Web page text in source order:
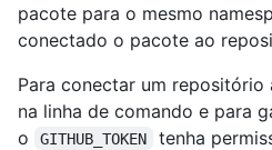
pacote para o mesmo
conectado o pacote ao
Para conectar um repositório
na linha de comando e para
o
GITHUB_TOKEN
tenha